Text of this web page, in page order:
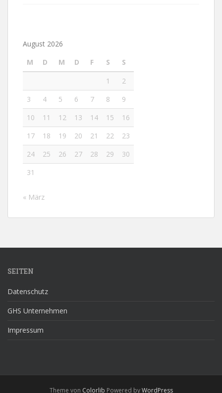
August 2026
M
D M D F S
S
1
2
3
4 5 6 7 8
9
10
11 12 13 14 15
16
17
18 19 20 21 22
23
24
25 26 27 28 29
30
31
« März
SEITEN
Datenschutz
GHS Unternehmen
Impressum
Theme von Colorlib Powered byWordPress